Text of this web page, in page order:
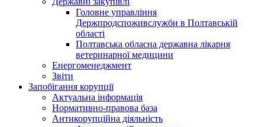
Головне управління
Держпродспоживслужби в Полтавській
області
Полтавська обласна державна лікарня
ветеринарної медицини
Енергоменеджмент
Звіти
Запобігання корупції
Актуальна інформація
Нормативно-правова база
Антикорупційна діяльність